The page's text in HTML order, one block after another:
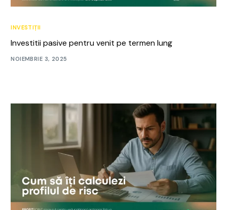
INVESTIȚII
Investitii pasive pentru venit pe termen lung
NOIEMBRIE 3, 2025